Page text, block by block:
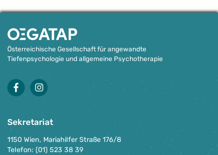
Österreichische Gesellschaft für angewandte
Tiefenpsychologie und allgemeine Psychotherapie
facebookinstagram
Sekretariat
1150 Wien, Mariahilfer Straße 176/8
Telefon: (01) 523 38 39